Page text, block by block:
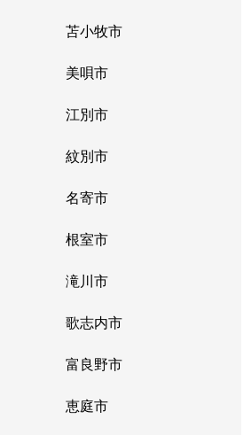
苫小牧市
美唄市
江別市
紋別市
名寄市
根室市
滝川市
歌志内市
富良野市
恵庭市